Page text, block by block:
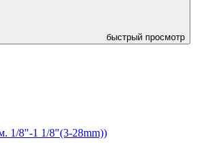
быстрый просмотр
1/8"-1 1/8"(3-28mm))